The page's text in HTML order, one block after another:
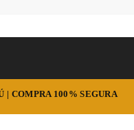
| COMPRA 100% SEGURA